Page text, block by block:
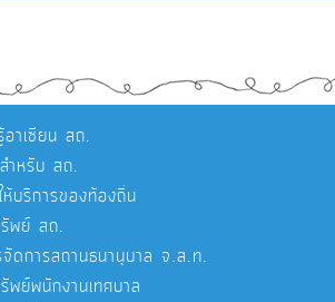
อาเซียน สถ.
ำหรับ สถ.
ห้บริการของท้องถิ่น
พย์ สถ.
ดการสถานธนานุบาล จ.ส.ท.
ย์พนักงานเทศบาล